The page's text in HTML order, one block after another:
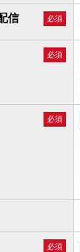
信 必須
必須
必須
必須